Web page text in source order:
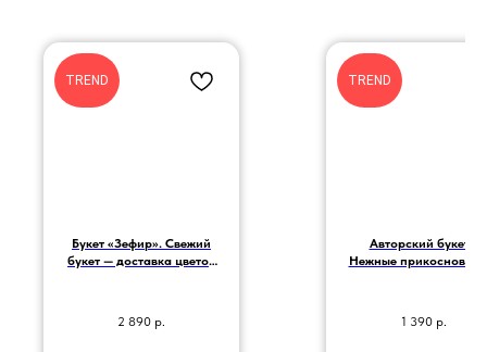
TREND
Букет «Зефир». Свежий
букет — доставка цветов
2 890 р.
TREND
Авторский букет «
Нежные
1 390 р.